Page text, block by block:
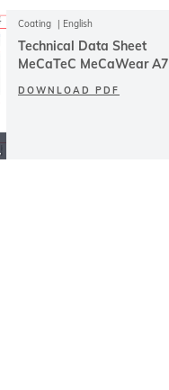
Coating English
Technical Data Sheet
MeCaTeC MeCaWear A7
DOWNLOAD PDF